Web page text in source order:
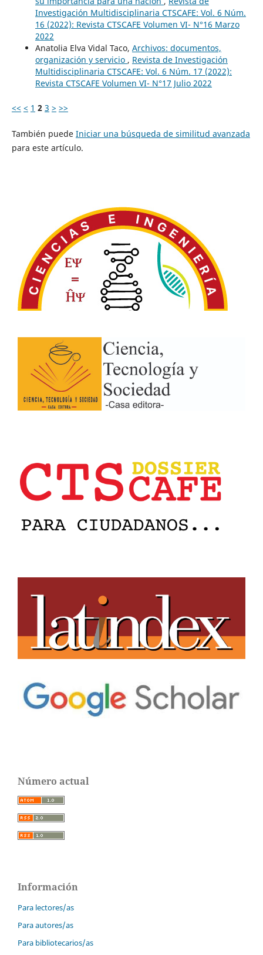
Investigación Multidisciplinaria CTSCAFE: Vol. 6 Núm.
16 (2022): Revista CTSCAFE Volumen VI- N°16 Marzo
2022
Anatolia Elva Vidal Taco, Archivos: documentos,
organización y servicio , Revista de Investigación
Multidisciplinaria CTSCAFE: Vol. 6 Núm. 17 (2022):
Revista CTSCAFE Volumen VI- N°17 Julio 2022
<< < 1 2 3 > >>
También puede Iniciar una búsqueda de similitud avanzada
para este artículo.
Número actual
Información
Para lectores/as
Para autores/as
Para bibliotecarios/as